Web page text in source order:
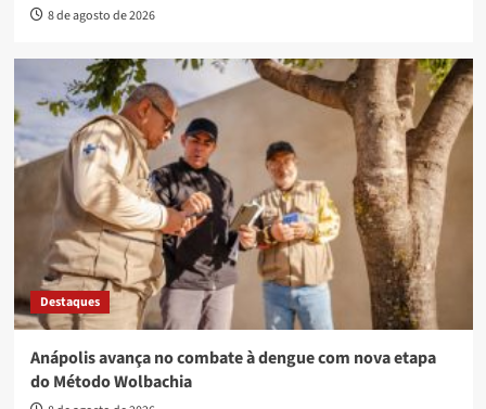
8 de agosto de 2026
Destaques
Anápolis avança no combate à dengue com nova etapa
do Método Wolbachia